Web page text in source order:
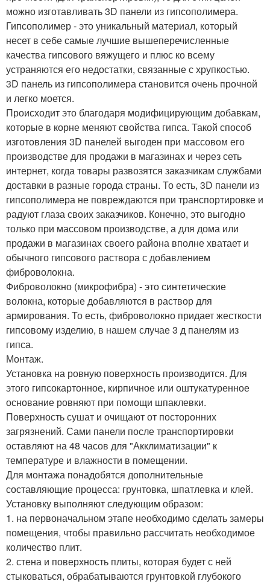
можно изготавливать 3D панели из гипсополимера.
Гипсополимер - это уникальный материал, который
несет в себе самые лучшие вышеперечисленные
качества гипсового вяжущего и плюс ко всему
устраняются его недостатки, связанные с хрупкостью.
3D панель из гипсополимера становится очень прочной
и легко моется.
Происходит это благодаря модифицирующим добавкам,
которые в корне меняют свойства гипса. Такой способ
изготовления 3D панелей выгоден при массовом его
производстве для продажи в магазинах и через сеть
интернет, когда товары развозятся заказчикам службами
доставки в разные города страны. То есть, 3D панели из
гипсополимера не повреждаются при транспортировке и
радуют глаза своих заказчиков. Конечно, это выгодно
только при массовом производстве, а для дома или
продажи в магазинах своего района вполне хватает и
обычного гипсового раствора с добавлением
фиброволокна.
Фиброволокно (микрофибра) - это синтетические
волокна, которые добавляются в раствор для
армирования. То есть, фиброволокно придает жесткости
гипсовому изделию, в нашем случае 3 д панелям из
гипса.
Монтаж.
Установка на ровную поверхность производится. Для
этого гипсокартонное, кирпичное или оштукатуренное
основание ровняют при помощи шпаклевки.
Поверхность сушат и очищают от посторонних
загрязнений. Сами панели после транспортировки
оставляют на 48 часов для "Акклиматизации" к
температуре и влажности в помещении.
Для монтажа понадобятся дополнительные
составляющие процесса: грунтовка, шпатлевка и клей.
Установку выполняют следующим образом:
1. на первоначальном этапе необходимо сделать замеры
помещения, чтобы правильно рассчитать необходимое
количество плит.
2. стена и поверхность плиты, которая будет с ней
стыковаться, обрабатываются грунтовкой глубокого